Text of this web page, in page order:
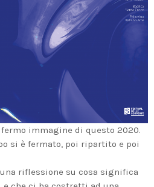
immagine di questo 2020.
si è fermato, poi ripartito e poi
riflessione su cosa significa